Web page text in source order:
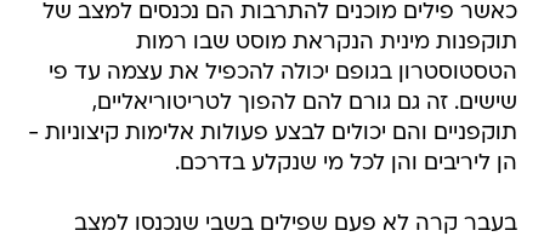
כאשר פילים מוכנים להתרבות הם נכנסים למצב של
תוקפנות מינית הנקראת מוסט שבו רמות
הטסטוסטרון בגופם יכולה להכפיל את עצמה עד פי
שישים. זה גם גורם להם להפוך לטריטוריאליים,
תוקפניים והם יכולים לבצע פעולות אלימות קיצוניות -
הן ליריבים והן לכל מי שנקלע בדרכם.
בעבר קרה לא פעם שפילים בשבי שנכנסו למצב